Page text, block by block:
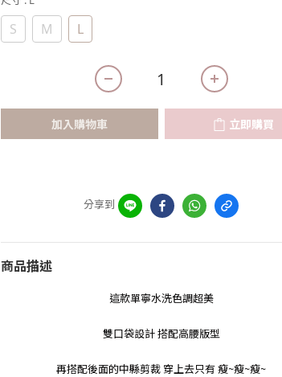
S M L
加入購物車 立即購買
分享到
商品描述
這款單寧水洗色調超美
雙口袋設計 搭配高腰版型
再搭配後面的中縣剪裁 穿上去只有 瘦~瘦~瘦~